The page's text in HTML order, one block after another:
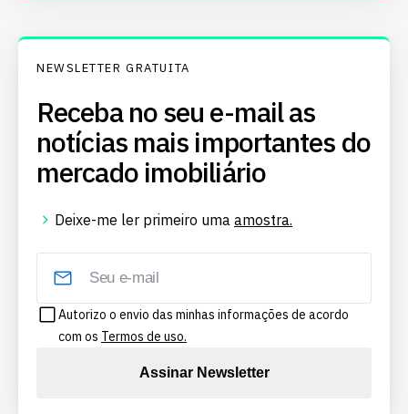
NEWSLETTER GRATUITA
Receba no seu e-mail as
notícias mais importantes do
mercado imobiliário
Deixe-me ler primeiro uma amostra.
Autorizo o envio das minhas informações de acordo
com os Termos de uso.
Assinar Newsletter